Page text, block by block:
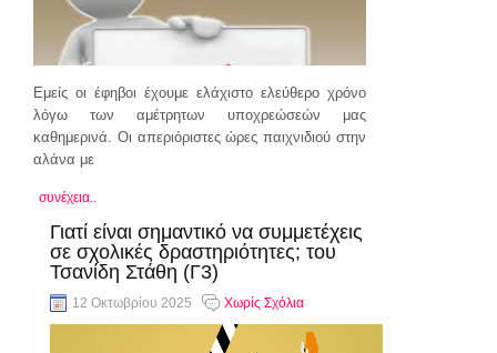
Εμείς οι έφηβοι έχουμε ελάχιστο ελεύθερο χρόνο
λόγω των αμέτρητων υποχρεώσεών μας
καθημερινά. Οι απεριόριστες ώρες παιχνιδιού στην
αλάνα με
συνέχεια..
Γιατί είναι σημαντικό να συμμετέχεις
σε σχολικές δραστηριότητες; του
Τσανίδη Στάθη (Γ3)
12 Οκτωβρίου 2025 Χωρίς Σχόλια